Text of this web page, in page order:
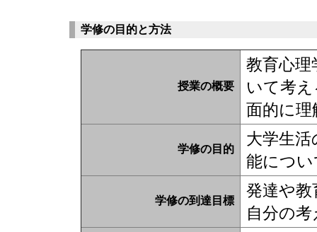
学修の目的と方法
授業の概要
教育心理
いて考
面的に
学修の目的
大学生
能につ
学修の到達目標
発達や
自分の